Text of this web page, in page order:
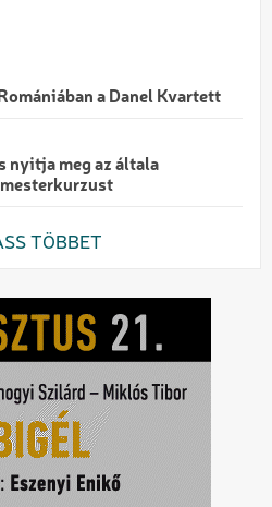
a Danel Kvartett
nyitja meg az általa
TÖBBET